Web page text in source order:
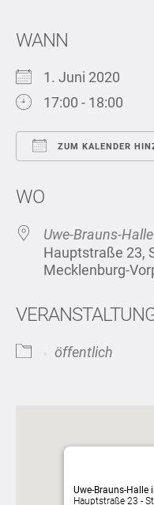
WANN
1. Juni 2020
17:00 - 18:00
ZUM KALENDER
WO
Uwe-Brauns-
Hauptstraße 23,
Mecklenburg-
öffentlich
Uwe-Brauns-Halle
Hauptstraße 23 -